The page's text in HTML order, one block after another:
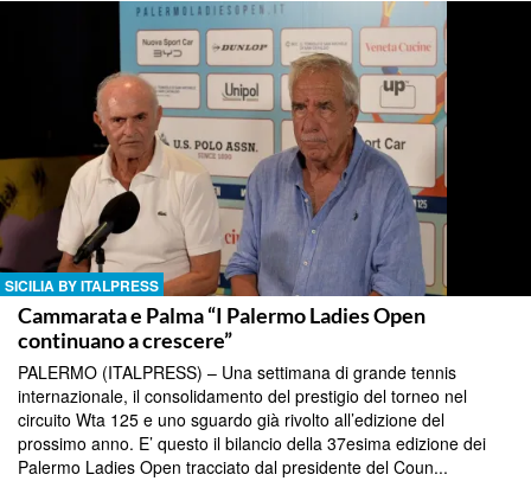
SICILIA BY ITALPRESS
Cammarata e Palma “I Palermo Ladies Open
continuano a crescere”
PALERMO (ITALPRESS) – Una settimana di grande tennis
internazionale, il consolidamento del prestigio del torneo nel
circuito Wta 125 e uno sguardo già rivolto all’edizione del
prossimo anno. E’ questo il bilancio della 37esima edizione dei
Palermo Ladies Open tracciato dal presidente del Coun...